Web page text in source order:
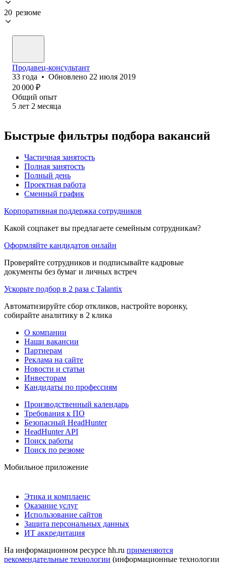
20 резюме
Продавец-консультант
33 года • Обновлено 22 июля 2019
20 000 ₽
Общий опыт
5 лет 2 месяца
Быстрые фильтры подбора вакансий
Частичная занятость
Полная занятость
Полный день
Проектная работа
Сменный график
Корпоративная поддержка сотрудников
Какой соцпакет вы предлагаете семейным сотрудникам?
Оформляйте кандидатов онлайн
Проверяйте сотрудников и подписывайте кадровые
документы без бумаг и личных встреч
Ускорьте подбор в 2 раза с Talantix
Автоматизируйте сбор откликов, настройте воронку,
собирайте аналитику в 2 клика
О компании
Наши вакансии
Партнерам
Реклама на сайте
Новости и статьи
Инвесторам
Кандидаты по профессиям
Производственный календарь
Требования к ПО
Безопасный HeadHunter
HeadHunter API
Поиск работы
Поиск по резюме
Мобильное приложение
Этика и комплаенс
Оказание услуг
Использование сайтов
Защита персональных данных
ИТ аккредитация
На информационном ресурсе hh.ru применяются
рекомендательные технологии (информационные технологии